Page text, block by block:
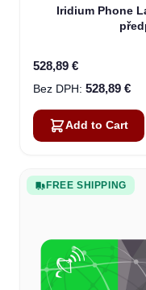
Iridium Phone
528,89 €
528,89 €
Add to Cart
FREE SHIPPING